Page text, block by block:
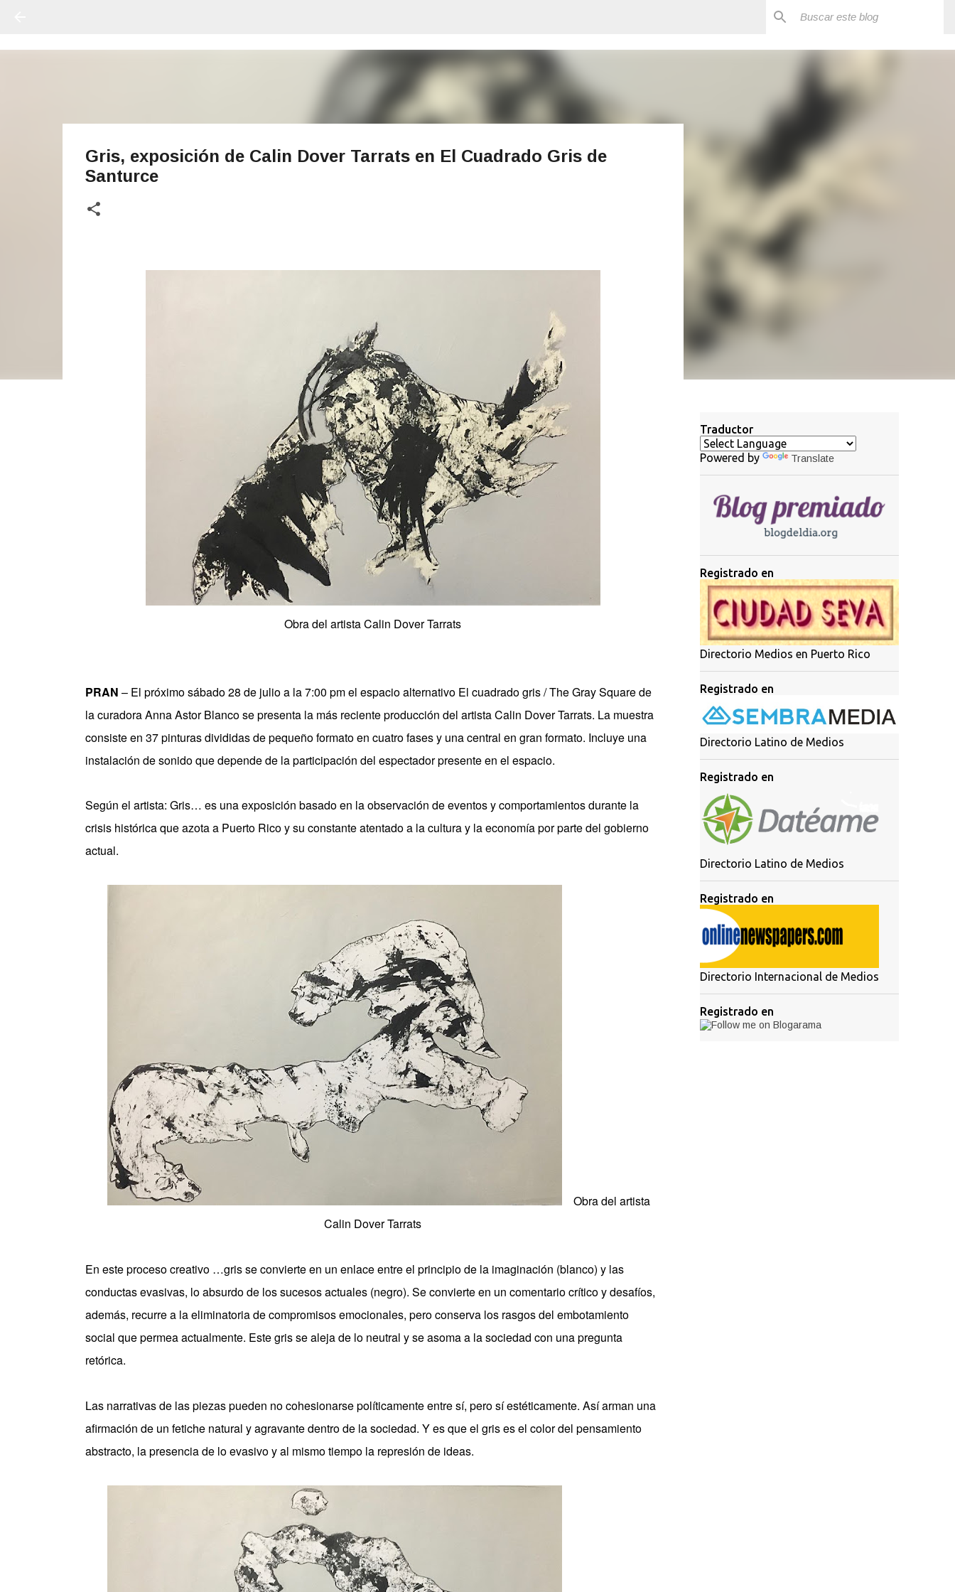
Gris, exposición de Calin Dover Tarrats en El Cuadrado Gris de
Santurce
Obra del artista Calin Dover Tarrats
PRAN – El próximo sábado 28 de julio a la 7:00 pm el espacio alternativo El cuadrado gris / The Gray Square de
la curadora Anna Astor Blanco se presenta la más reciente producción del artista Calin Dover Tarrats. La muestra
consiste en 37 pinturas divididas de pequeño formato en cuatro fases y una central en gran formato. Incluye una
instalación de sonido que depende de la participación del espectador presente en el espacio.
Según el artista: Gris… es una exposición basado en la observación de eventos y comportamientos durante la
crisis histórica que azota a Puerto Rico y su constante atentado a la cultura y la economía por parte del gobierno
actual.
Obra del artista
Calin Dover Tarrats
En este proceso creativo …gris se convierte en un enlace entre el principio de la imaginación (blanco) y las
conductas evasivas, lo absurdo de los sucesos actuales (negro). Se convierte en un comentario crítico y desafíos,
además, recurre a la eliminatoria de compromisos emocionales, pero conserva los rasgos del embotamiento
social que permea actualmente. Este gris se aleja de lo neutral y se asoma a la sociedad con una pregunta
retórica.
Las narrativas de las piezas pueden no cohesionarse políticamente entre sí, pero sí estéticamente. Así arman una
afirmación de un fetiche natural y agravante dentro de la sociedad. Y es que el gris es el color del pensamiento
abstracto, la presencia de lo evasivo y al mismo tiempo la represión de ideas.
Traductor
Powered by Translate
Registrado en
Directorio Medios en Puerto Rico
Registrado en
Directorio Latino de Medios
Registrado en
Directorio Latino de Medios
Registrado en
Directorio Internacional de Medios
Registrado en